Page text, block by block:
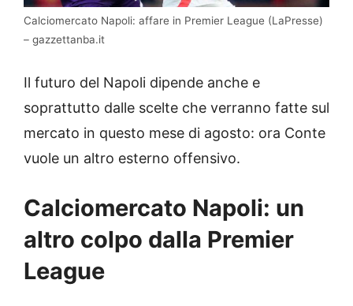
Calciomercato Napoli: affare in Premier League (LaPresse)
– gazzettanba.it
Il futuro del Napoli dipende anche e
soprattutto dalle scelte che verranno fatte sul
mercato in questo mese di agosto: ora Conte
vuole un altro esterno offensivo.
Calciomercato Napoli: un
altro colpo dalla Premier
League